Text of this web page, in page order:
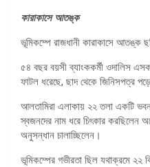
কারাকাসে আতঙ্ক
ভূমিকম্পে রাজধানী কারাকাসে আতঙ্ক
৫৪ বছর বয়সী ব্যাংককর্মী ওদালিস
ফাটল ধরেছে, ছাদ থেকে জিনিসপত্র
আলতামিরা এলাকায় ২২ তলা একটি
স্বজনদের নাম ধরে চিৎকার করছিলেন
অনুসন্ধান চালাচ্ছিলেন।
ভূমিকম্পের গভীরতা ছিল যথাক্রমে ২২